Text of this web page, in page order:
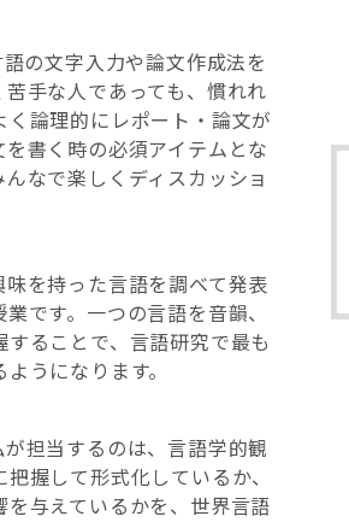
の文字入力や論文作成法を
手な人であっても、慣れれ
論理的にレポート・論文が
書く時の必須アイテムとな
なで楽しくディスカッショ
を持った言語を調べて発表
です。一つの言語を音韻、
ることで、言語研究で最も
うになります。
担当するのは、言語学的観
握して形式化しているか、
与えているかを、世界言語